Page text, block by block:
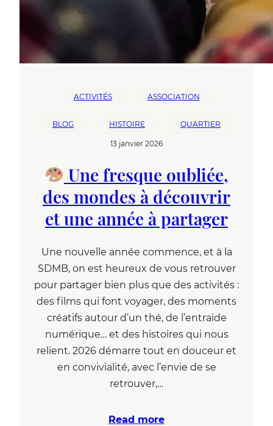
ACTIVITÉS ASSOCIATION
BLOG HISTOIRE QUARTIER
13 janvier 2026
Une fresque oubliée,
des mondes à découvrir
et une année à partager
Une nouvelle année commence, et à la
SDMB, on est heureux de vous retrouver
pour partager bien plus que des activités :
des films qui font voyager, des moments
créatifs autour d’un thé, de l’entraide
numérique… et des histoires qui nous
relient. 2026 démarre tout en douceur et
en convivialité, avec l’envie de se
retrouver,…
Read more